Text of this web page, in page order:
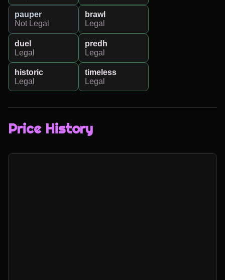
pauper
Not Legal
brawl
Legal
duel
Legal
predh
Legal
historic
Legal
timeless
Legal
Price History